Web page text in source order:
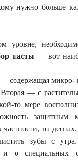
нужно больше
уровне,
пасты — вот
содержащая микро-
— с
то мере
защитным
на
зубы с
и о специальных